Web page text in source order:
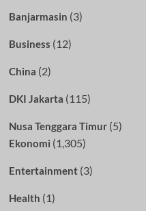
Banjarmasin (3)
Business (12)
China (2)
DKI Jakarta (115)
Nusa Tenggara Timur(5)
Ekonomi (1,305)
Entertainment(3)
Health (1)